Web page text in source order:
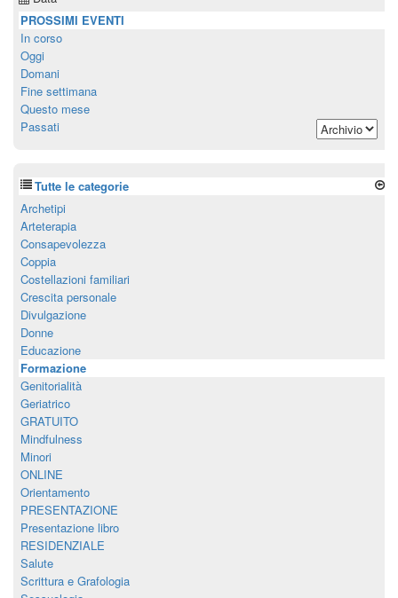
PROSSIMI EVENTI
In corso
Oggi
Domani
Fine settimana
Questo mese
Passati
Tutte le categorie
Archetipi
Arteterapia
Consapevolezza
Coppia
Costellazioni familiari
Crescita personale
Divulgazione
Donne
Educazione
Formazione
Genitorialità
Geriatrico
GRATUITO
Mindfulness
Minori
ONLINE
Orientamento
PRESENTAZIONE
Presentazione libro
RESIDENZIALE
Salute
Scrittura e Grafologia